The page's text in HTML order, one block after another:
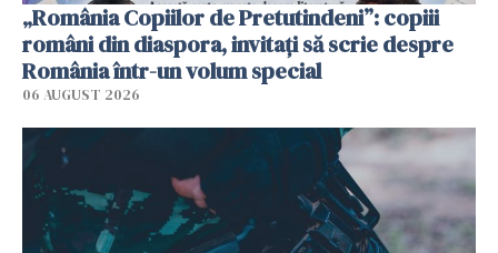
„România Copiilor de Pretutindeni”: copiii
români din diaspora, invitați să scrie despre
România într-un volum special
06 AUGUST 2026